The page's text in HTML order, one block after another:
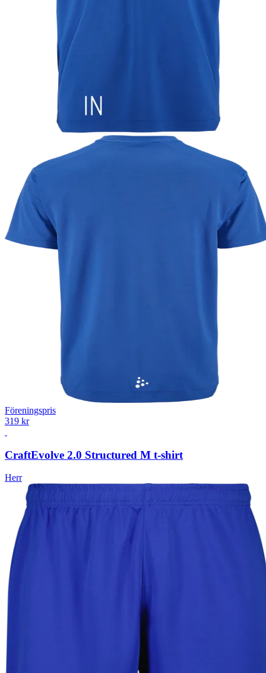
Föreningspris
319 kr
CraftEvolve 2.0 Structured M t-shirt
Herr